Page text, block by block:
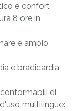
e confort
8 ore in
e ampio
e bradicardia
di
multilingue: